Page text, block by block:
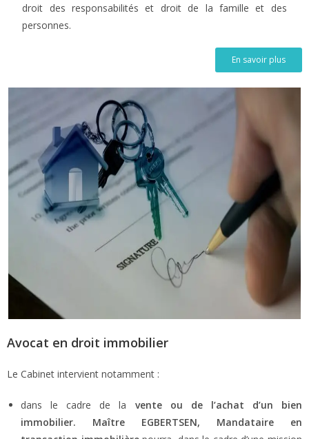
droit des responsabilités et droit de la famille et des
personnes.
En savoir plus
Avocat en droit immobilier
Le Cabinet intervient notamment :
dans le cadre de la vente
ou de l’achat d’un bien
immobilier. Maître EGBERTSEN, Mandataire en